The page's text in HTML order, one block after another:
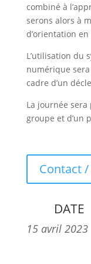
combiné à
serons alors à
d’orientation
L’utilisation du
numérique
cadre d’un
La journée sera
groupe et d’un
Contact
DATE
15 avril 2023